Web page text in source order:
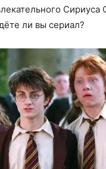
Сириуса
ли вы сериал?